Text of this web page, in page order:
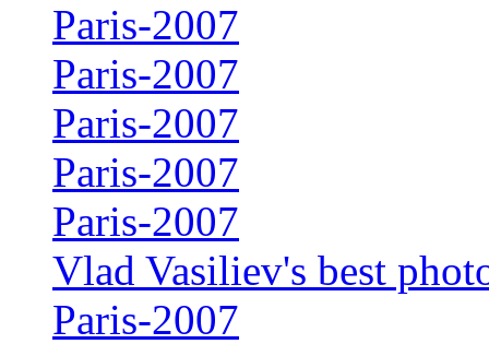
Paris-2007
Paris-2007
Paris-2007
Paris-2007
Paris-2007
Vlad Vasiliev's best
Paris-2007